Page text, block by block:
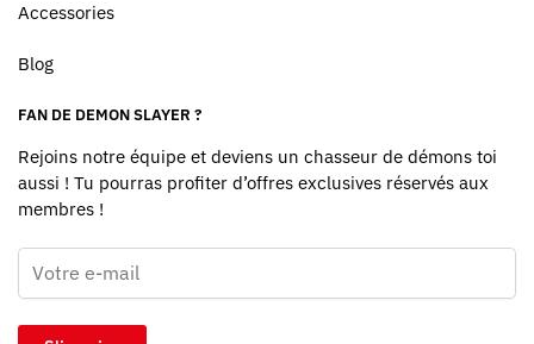
Accessories
Blog
FAN DE DEMON SLAYER ?
Rejoins notre équipe et deviens un chasseur de démons toi
aussi ! Tu pourras profiter d’offres exclusives réservés aux
membres !